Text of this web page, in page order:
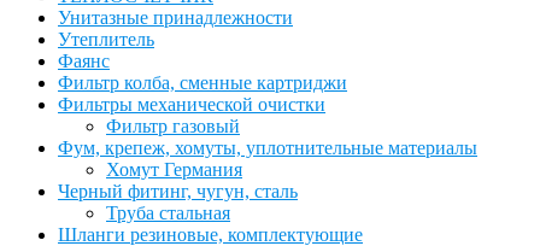
Унитазные принадлежности
Утеплитель
Фаянс
Фильтр колба, сменные картриджи
Фильтры механической очистки
Фильтр газовый
Фум, крепеж, хомуты, уплотнительные материалы
Хомут Германия
Черный фитинг, чугун, сталь
Труба стальная
Шланги резиновые, комплектующие